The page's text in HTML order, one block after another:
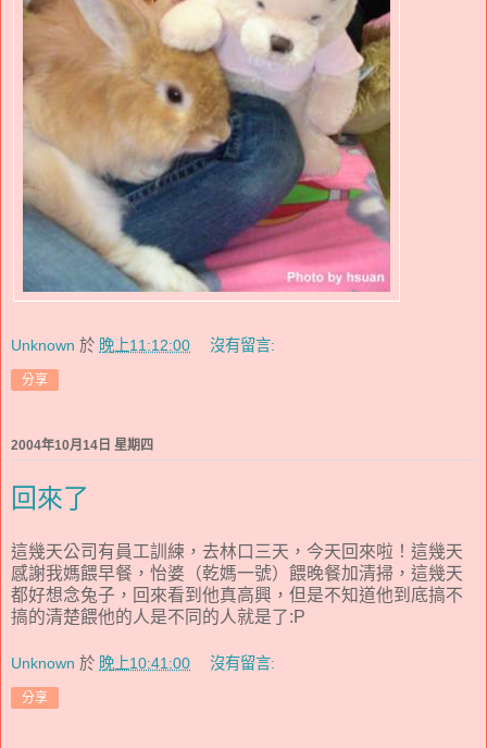
Unknown 於 晚上11:12:00 沒有留言:
分享
2004年10月14日 星期四
回來了
這幾天公司有員工訓練，去林口三天，今天回來啦！這幾天
感謝我媽餵早餐，怡婆（乾媽一號）餵晚餐加清掃，這幾天
都好想念兔子，回來看到他真高興，但是不知道他到底搞不
搞的清楚餵他的人是不同的人就是了:P
Unknown 於 晚上10:41:00 沒有留言:
分享